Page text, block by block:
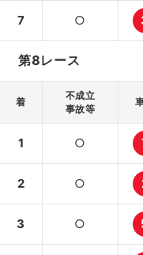
7 ○
第8レース
着
不成立
事故等
1 ○
2 ○
3 ○